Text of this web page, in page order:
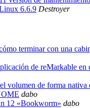
6.6.9 Destroyer
terminar con una
de reMarkable en
volumen de forma nativa
dabo
12 «Bookworm» dabo